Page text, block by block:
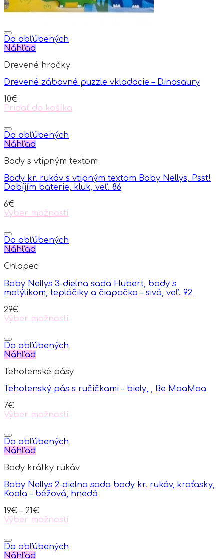
Do obľúbených
Náhľad
Drevené hračky
Drevené zábavné puzzle vkladacie – Dinosaury
10€
Pridať do košíka
Do obľúbených
Náhľad
Body s vtipným textom
Body kr. rukáv s vtipným textom Baby Nellys, Psst!
Dobíjím baterie, kluk, veľ. 86
6€
Výber možností
product
has
multiple
The
may
be
on
the
page
Do obľúbených
Náhľad
Chlapec
Baby Nellys 3-dielna sada Hubert, body s
motýlikom, tepláčiky a čiapočka – sivá, veľ. 92
29€
Výber možností
product
has
multiple
The
may
chosen
on
product
page
Do obľúbených
Náhľad
Tehotenské pásy
Tehotenský pás s ručičkami – biely, , Be MaaMaa
7€
Výber možností
product
has
multiple
The
may
be
on
the
page
Do obľúbených
Náhľad
Body krátky rukáv
Baby Nellys 2-dielna sada body kr. rukáv, kraťasky,
Koala – béžová, hnedá
19€ – 21€
Výber možností
product
has
multiple
Do obľúbených
Náhľad